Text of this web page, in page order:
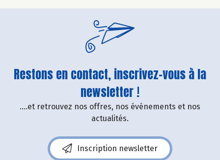
Restons en contact, inscrivez-vous à la
newsletter !
....et retrouvez nos offres, nos événements et nos
actualités.
Inscription newsletter